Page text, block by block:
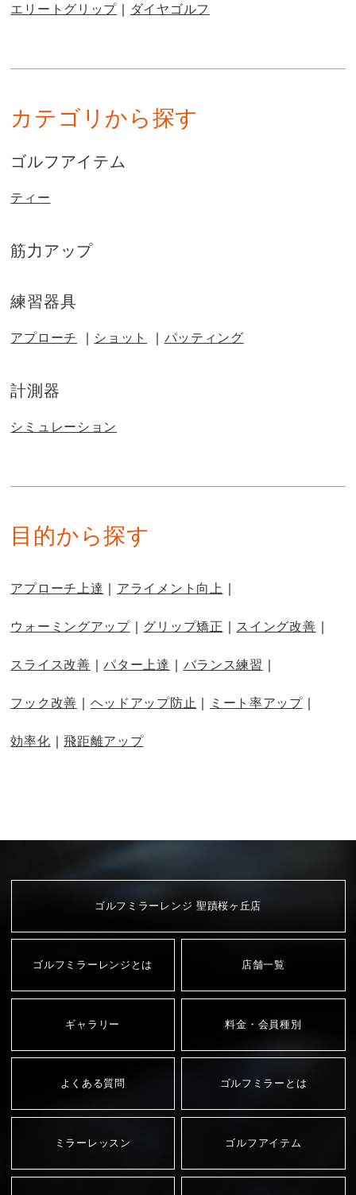
エリートグリップ ダイヤゴルフ
カテゴリから探す
ゴルフアイテム
ティー
筋力アップ
練習器具
アプローチ ショット パッティング
計測器
シミュレーション
目的から探す
アプローチ上達 アライメント向上
ウォーミングアップ グリップ矯正 スイング改善
スライス改善 パター上達 バランス練習
フック改善 ヘッドアップ防止 ミート率アップ
効率化 飛距離アップ
ゴルフミラーレンジ 聖蹟桜ヶ丘店
ゴルフミラーレンジとは 店舗一覧
ギャラリー 料金・会員種別
よくある質問 ゴルフミラーとは
ミラーレッスン ゴルフアイテム